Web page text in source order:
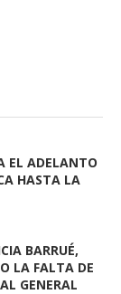
EL ADELANTO
HASTA LA
BARRUÉ,
LA FALTA DE
GENERAL